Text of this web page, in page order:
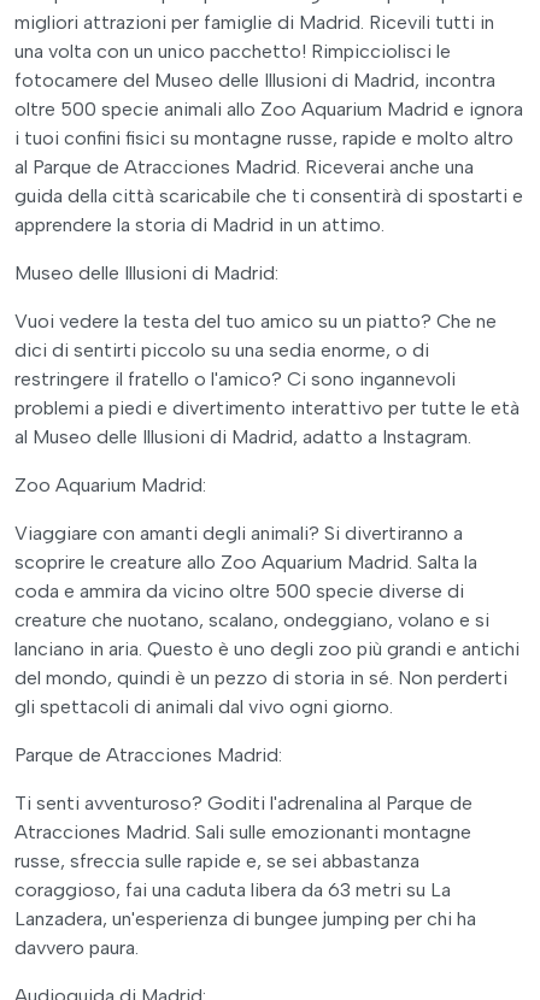
migliori attrazioni per famiglie di Madrid. Ricevili tutti in
una volta con un unico pacchetto! Rimpicciolisci le
fotocamere del Museo delle Illusioni di Madrid, incontra
oltre 500 specie animali allo Zoo Aquarium Madrid e ignora
i tuoi confini fisici su montagne russe, rapide e molto altro
al Parque de Atracciones Madrid. Riceverai anche una
guida della città scaricabile che ti consentirà di spostarti e
apprendere la storia di Madrid in un attimo.
Museo delle Illusioni di Madrid:
Vuoi vedere la testa del tuo amico su un piatto? Che ne
dici di sentirti piccolo su una sedia enorme, o di
restringere il fratello o l'amico? Ci sono ingannevoli
problemi a piedi e divertimento interattivo per tutte le età
al Museo delle Illusioni di Madrid, adatto a Instagram.
Zoo Aquarium Madrid:
Viaggiare con amanti degli animali? Si divertiranno a
scoprire le creature allo Zoo Aquarium Madrid. Salta la
coda e ammira da vicino oltre 500 specie diverse di
creature che nuotano, scalano, ondeggiano, volano e si
lanciano in aria. Questo è uno degli zoo più grandi e antichi
del mondo, quindi è un pezzo di storia in sé. Non perderti
gli spettacoli di animali dal vivo ogni giorno.
Parque de Atracciones Madrid:
Ti senti avventuroso? Goditi l'adrenalina al Parque de
Atracciones Madrid. Sali sulle emozionanti montagne
russe, sfreccia sulle rapide e, se sei abbastanza
coraggioso, fai una caduta libera da 63 metri su La
Lanzadera, un'esperienza di bungee jumping per chi ha
davvero paura.